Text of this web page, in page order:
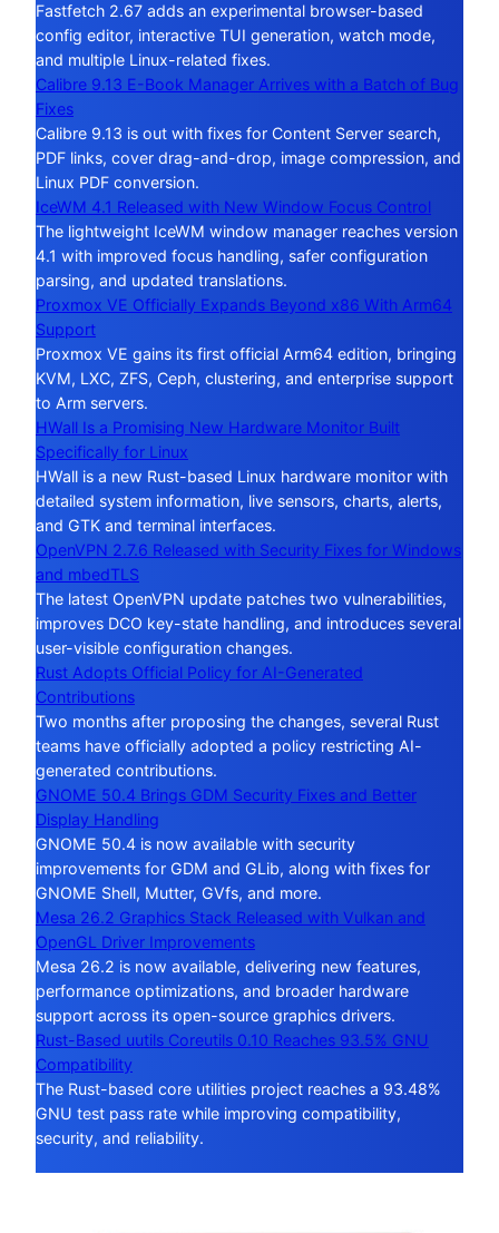
Fastfetch 2.67 adds an experimental browser-based
config editor, interactive TUI generation, watch mode,
and multiple Linux-related fixes.
Calibre 9.13 E-Book Manager Arrives with a Batch of Bug
Fixes
Calibre 9.13 is out with fixes for Content Server search,
PDF links, cover drag-and-drop, image compression, and
Linux PDF conversion.
IceWM 4.1 Released with New Window Focus Control
The lightweight IceWM window manager reaches version
4.1 with improved focus handling, safer configuration
parsing, and updated translations.
Proxmox VE Officially Expands Beyond x86 With Arm64
Support
Proxmox VE gains its first official Arm64 edition, bringing
KVM, LXC, ZFS, Ceph, clustering, and enterprise support
to Arm servers.
HWall Is a Promising New Hardware Monitor Built
Specifically for Linux
HWall is a new Rust-based Linux hardware monitor with
detailed system information, live sensors, charts, alerts,
and GTK and terminal interfaces.
OpenVPN 2.7.6 Released with Security Fixes for Windows
and mbedTLS
The latest OpenVPN update patches two vulnerabilities,
improves DCO key-state handling, and introduces several
user-visible configuration changes.
Rust Adopts Official Policy for AI-Generated
Contributions
Two months after proposing the changes, several Rust
teams have officially adopted a policy restricting AI-
generated contributions.
GNOME 50.4 Brings GDM Security Fixes and Better
Display Handling
GNOME 50.4 is now available with security
improvements for GDM and GLib, along with fixes for
GNOME Shell, Mutter, GVfs, and more.
Mesa 26.2 Graphics Stack Released with Vulkan and
OpenGL Driver Improvements
Mesa 26.2 is now available, delivering new features,
performance optimizations, and broader hardware
support across its open-source graphics drivers.
Rust-Based uutils Coreutils 0.10 Reaches 93.5% GNU
Compatibility
The Rust-based core utilities project reaches a 93.48%
GNU test pass rate while improving compatibility,
security, and reliability.